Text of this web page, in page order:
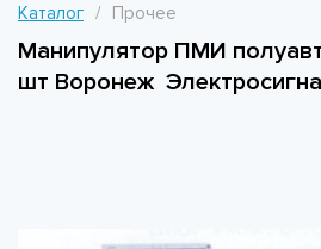
Каталог Прочее
Манипулятор ПМИ
шт Воронеж